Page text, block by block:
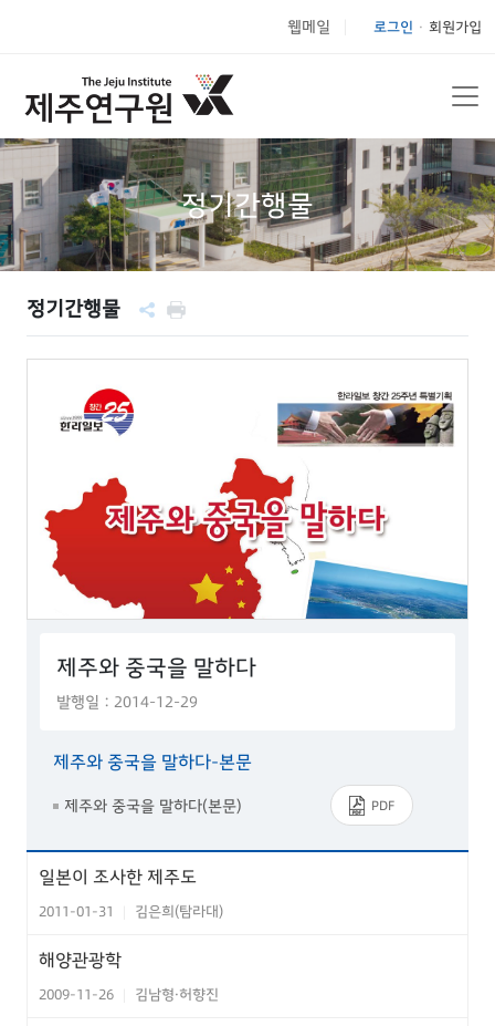
웹메일 로그인 회원가입
정기간행물
정기간행물
제주와 중국을 말하다
발행일 : 2014-12-29
제주와 중국을 말하다-본문
제주와 중국을 말하다(본문) PDF
일본이 조사한 제주도
2011-01-31 김은희(탐라대)
해양관광학
2009-11-26 김남형·허향진